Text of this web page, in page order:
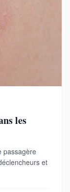
les
passagère
et